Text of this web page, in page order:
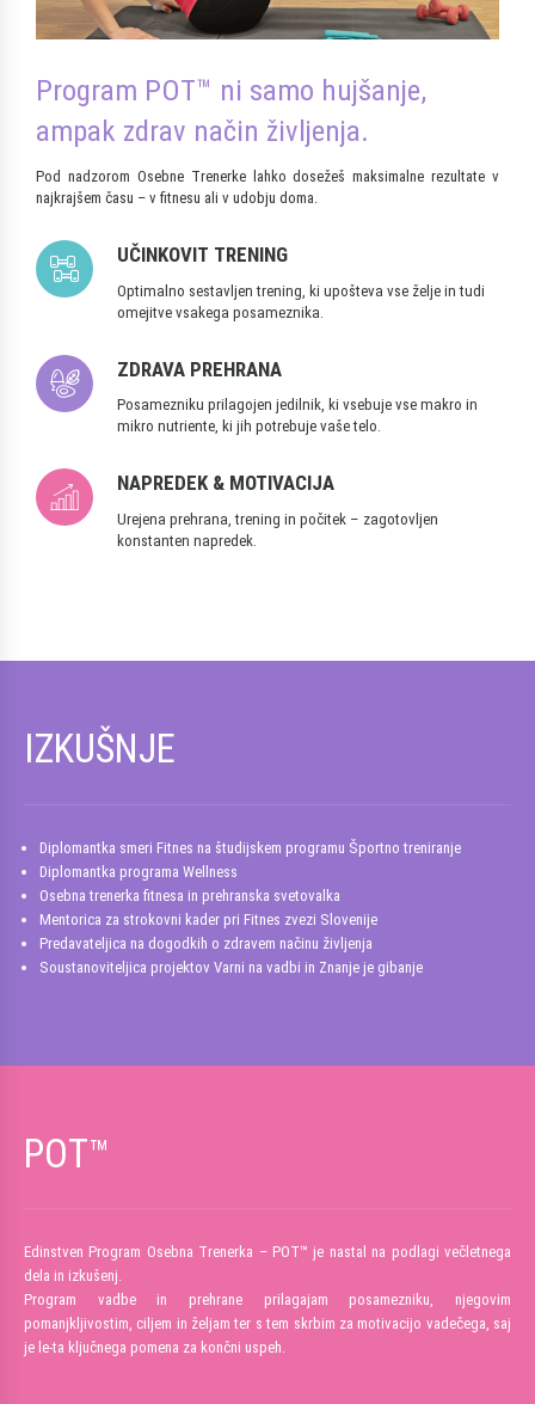
Program POT™ ni samo hujšanje,
ampak zdrav način življenja.
Pod nadzorom Osebne Trenerke lahko dosežeš maksimalne rezultate v
najkrajšem času – v fitnesu ali v udobju doma.
UČINKOVIT TRENING
Optimalno sestavljen trening, ki upošteva vse želje in tudi
omejitve vsakega posameznika.
ZDRAVA PREHRANA
Posamezniku prilagojen jedilnik, ki vsebuje vse makro in
mikro nutriente, ki jih potrebuje vaše telo.
NAPREDEK & MOTIVACIJA
Urejena prehrana, trening in počitek – zagotovljen
konstanten napredek.
IZKUŠNJE
Diplomantka smeri Fitnes na študijskem programu Športno treniranje
Diplomantka programa Wellness
Osebna trenerka fitnesa in prehranska svetovalka
Mentorica za strokovni kader pri Fitnes zvezi Slovenije
Predavateljica na dogodkih o zdravem načinu življenja
Soustanoviteljica projektov Varni na vadbi in Znanje je gibanje
POT™
Edinstven Program Osebna Trenerka – POT™ je nastal na podlagi večletnega
dela in izkušenj.
Program vadbe in prehrane prilagajam posamezniku, njegovim
pomanjkljivostim, ciljem in željam ter s tem skrbim za motivacijo vadečega, saj
je le-ta ključnega pomena za končni uspeh.